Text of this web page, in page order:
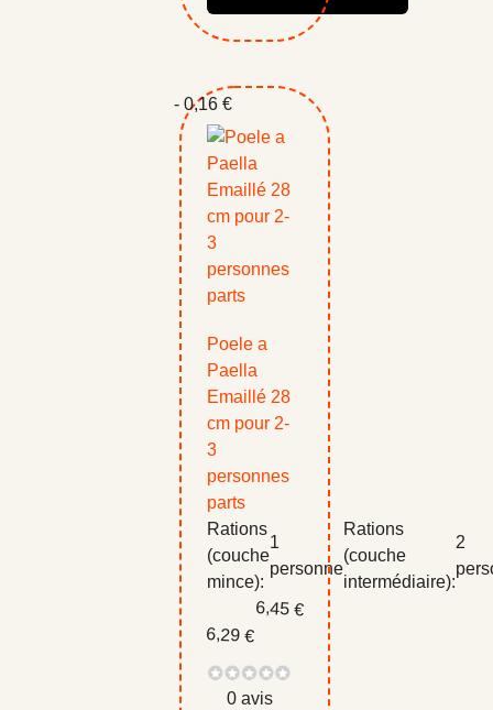
- 0,16 €
Poele a
Paella
Emaillé 28
cm pour 2-
3
personnes
parts
Rations
(couche
mince):
1
personne
Rations
(couche
intermédiaire):
2
6,29 €
6,45 €
0 avis